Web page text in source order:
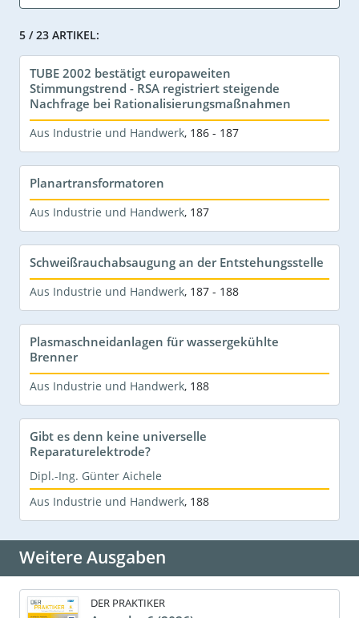
5 / 23 ARTIKEL:
TUBE 2002 bestätigt europaweiten
Stimmungstrend - RSA registriert steigende
Nachfrage bei Rationalisierungsmaßnahmen
Aus Industrie und Handwerk, 186 - 187
Planartransformatoren
Aus Industrie und Handwerk, 187
Schweißrauchabsaugung an der Entstehungsstelle
Aus Industrie und Handwerk, 187 - 188
Plasmaschneidanlagen für wassergekühlte
Brenner
Aus Industrie und Handwerk, 188
Gibt es denn keine universelle
Reparaturelektrode?
Dipl.-Ing. Günter Aichele
Aus Industrie und Handwerk, 188
Weitere Ausgaben
DER PRAKTIKER